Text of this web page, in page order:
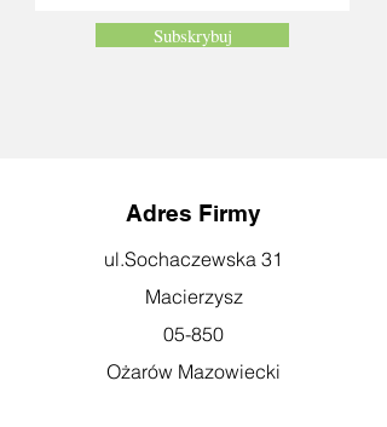
Subskrybuj
Adres Firmy
ul.Sochaczewska 31
Macierzysz
05-850
Ożarów Mazowiecki